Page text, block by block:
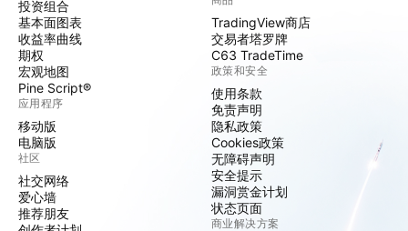
投资组合
基本面图表
收益率曲线
期权
宏观地图
Pine Script®
应用程序
移动版
电脑版
社区
社交网络
爱心墙
推荐朋友
TradingView商店
交易者塔罗牌
C63 TradeTime
政策和安全
使用条款
免责声明
隐私政策
Cookies政策
无障碍声明
安全提示
漏洞赏金计划
状态页面
商业解决方案